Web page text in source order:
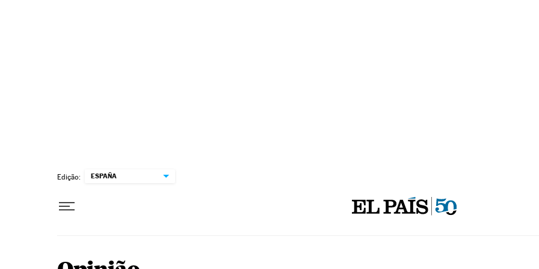
Edição: ESPAÑA